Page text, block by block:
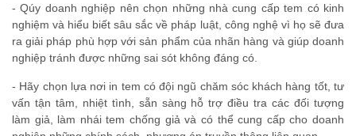
- Qúy doanh nghiệp nên chọn những nhà cung cấp tem có kinh
nghiệm và hiểu biết sâu sắc về pháp luật, công nghệ vì họ sẽ đưa
ra giải pháp phù hợp với sản phẩm của nhãn hàng và giúp doanh
nghiệp tránh được những sai sót không đáng có.
- Hãy chọn lựa nơi in tem có đội ngũ chăm sóc khách hàng tốt, tư
vấn tận tâm, nhiệt tình, sẵn sàng hỗ trợ điều tra các đối tượng
làm giả, làm nhái tem chống giả và có thể cung cấp cho doanh